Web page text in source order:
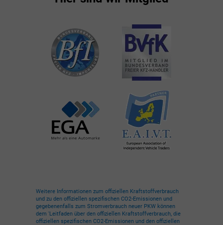
Weitere Informationen zum offiziellen Kraftstoffverbrauch
und zu den offiziellen spezifischen CO2-Emissionen und
gegebenenfalls zum Stromverbrauch neuer PKW können
dem 'Leitfaden über den offiziellen Kraftstoffverbrauch, die
offiziellen spezifischen CO2-Emissionen und den offiziellen